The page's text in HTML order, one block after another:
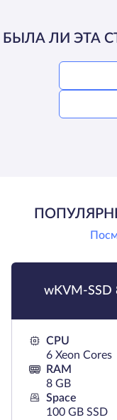
БЫЛА ЛИ ЭТА
wKVM-SSD
CPU
6 Xeon Cores
RAM
8 GB
Space
100 GB SSD